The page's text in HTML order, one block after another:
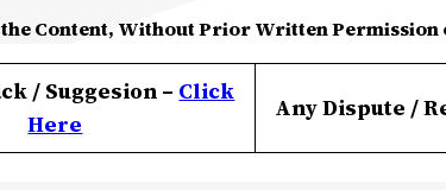
the Content, Without Prior Written Permission
/ Suggesion – Click
Here
Any Dispute /